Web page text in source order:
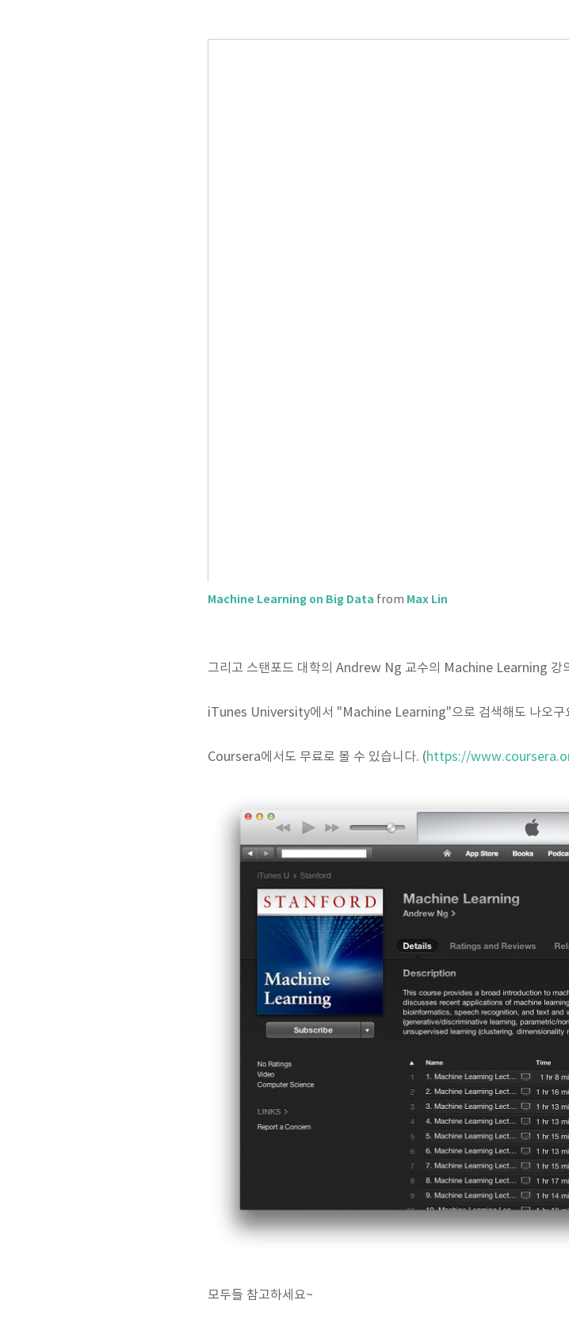
Machine Learning on Big Data from Max Lin
그리고 스탠포드 대학의 Andrew Ng 교수의 Machine Learning 강
iTunes University에서 "Machine Learning"으로 검색해도 나오구
Coursera에서도 무료로 볼 수 있습니다. (https://
모두들 참고하세요~